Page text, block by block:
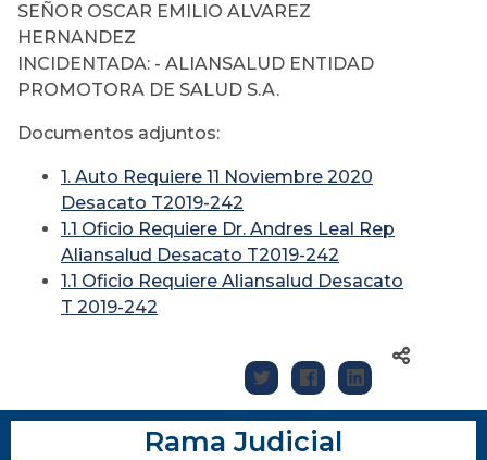
SEÑOR OSCAR EMILIO ALVAREZ
HERNANDEZ
INCIDENTADA: - ALIANSALUD ENTIDAD
PROMOTORA DE SALUD S.A.
Documentos adjuntos:
1. Auto Requiere 11 Noviembre 2020
Desacato T2019-242
1.1 Oficio Requiere Dr. Andres Leal Rep
Aliansalud Desacato T2019-242
1.1 Oficio Requiere Aliansalud Desacato
T 2019-242
Rama Judicial